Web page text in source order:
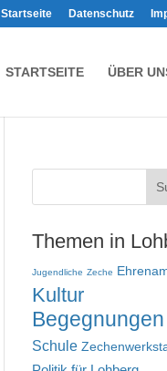
Startseite Datenschutz
STARTSEITE ÜBER
Themen in
Jugendliche Zeche
Kultur
Begegnungen
Schule